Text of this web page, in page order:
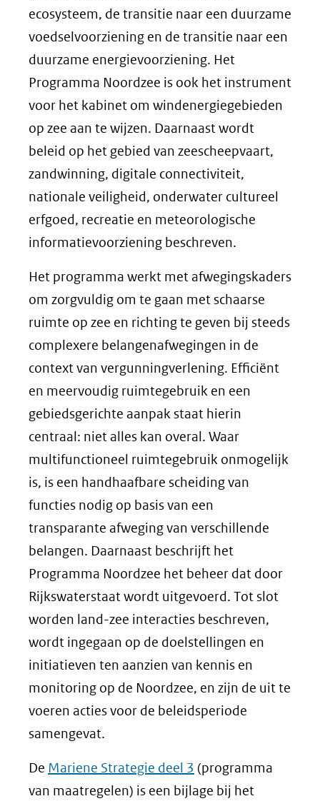
ecosysteem, de transitie naar een duurzame
voedselvoorziening en de transitie naar een
duurzame energievoorziening. Het
Programma Noordzee is ook het instrument
voor het kabinet om windenergiegebieden
op zee aan te wijzen. Daarnaast wordt
beleid op het gebied van zeescheepvaart,
zandwinning, digitale connectiviteit,
nationale veiligheid, onderwater cultureel
erfgoed, recreatie en meteorologische
informatievoorziening beschreven.
Het programma werkt met afwegingskaders
om zorgvuldig om te gaan met schaarse
ruimte op zee en richting te geven bij steeds
complexere belangenafwegingen in de
context van vergunningverlening. Efficiënt
en meervoudig ruimtegebruik en een
gebiedsgerichte aanpak staat hierin
centraal: niet alles kan overal. Waar
multifunctioneel ruimtegebruik onmogelijk
is, is een handhaafbare scheiding van
functies nodig op basis van een
transparante afweging van verschillende
belangen. Daarnaast beschrijft het
Programma Noordzee het beheer dat door
Rijkswaterstaat wordt uitgevoerd. Tot slot
worden land-zee interacties beschreven,
wordt ingegaan op de doelstellingen en
initiatieven ten aanzien van kennis en
monitoring op de Noordzee, en zijn de uit te
voeren acties voor de beleidsperiode
samengevat.
De Mariene Strategie deel 3 (programma
van maatregelen) is een bijlage bij het